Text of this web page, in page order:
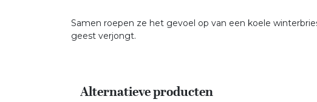
Samen roepen ze het gevoel op van een koele
geest verjongt.
Alternatieve producten